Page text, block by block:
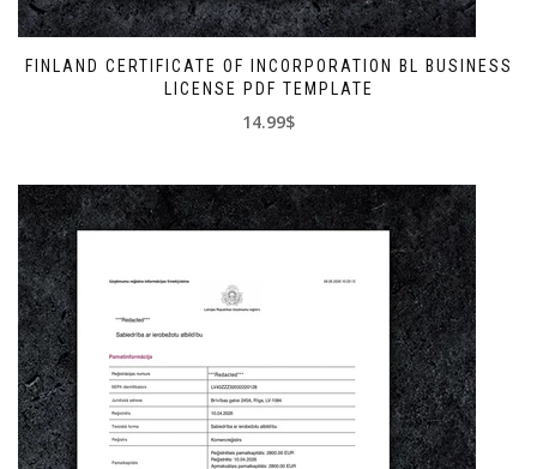
FINLAND CERTIFICATE OF INCORPORATION BL BUSINESS
LICENSE PDF TEMPLATE
14.99$